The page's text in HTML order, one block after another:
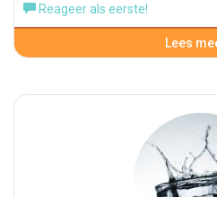
Reageer als eerste!
Lees